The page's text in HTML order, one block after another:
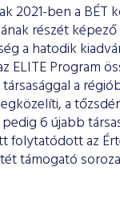
2021-ben a BÉT
részét
a hatodik
ELITE Program
a
a
6 újabb
folytatódott az
támogató